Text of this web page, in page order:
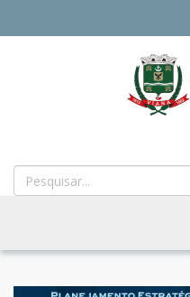
MUNICIPAL
DE
VIANA